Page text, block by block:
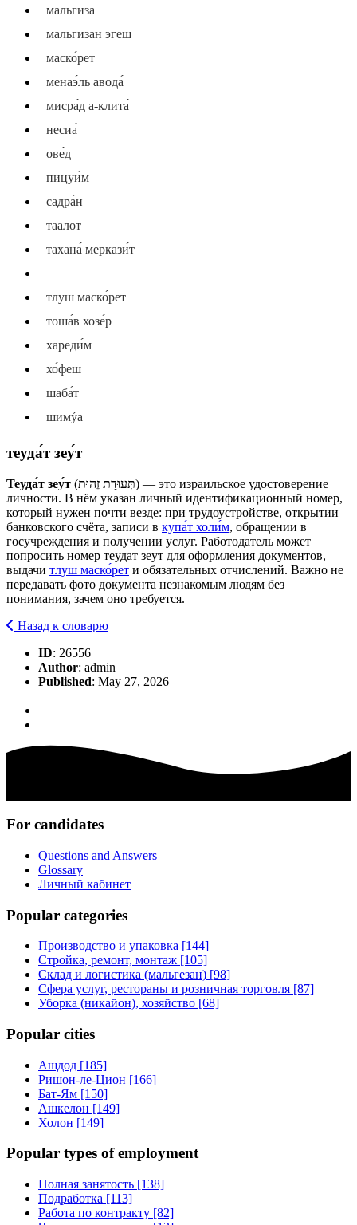
мальгиза
мальгизан эгеш
маско́рет
менаэ́ль авода́
мисра́д а-клита́
несиа́
ове́д
пицуи́м
садра́н
таалот
тахана́ меркази́т
тлуш маско́рет
тоша́в хозе́р
хареди́м
хо́феш
шаба́т
шимýа
теуда́т зеу́т
Теуда́т зеу́т (תְּעוּדַת זֶהוּת) — это израильское удостоверение
личности. В нём указан личный идентификационный номер,
который нужен почти везде: при трудоустройстве, открытии
банковского счёта, записи в купа́т холи́м, обращении в
госучреждения и получении услуг. Работодатель может
попросить номер теудат зеут для оформления документов,
выдачи тлуш маско́рет и обязательных отчислений. Важно не
передавать фото документа незнакомым людям без
понимания, зачем оно требуется.
Назад к словарю
ID: 26556
Author: admin
Published: May 27, 2026
For candidates
Questions and Answers
Glossary
Личный кабинет
Popular categories
Производство и упаковка [144]
Стройка, ремонт, монтаж [105]
Склад и логистика (мальгезан) [98]
Сфера услуг, рестораны и розничная торговля [87]
Уборка (никайон), хозяйство [68]
Popular cities
Ашдод [185]
Ришон-ле-Цион [166]
Бат-Ям [150]
Ашкелон [149]
Холон [149]
Popular types of employment
Полная занятость [138]
Подработка [113]
Работа по контракту [82]